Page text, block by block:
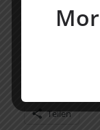
folgendem Link
https://
Teilen